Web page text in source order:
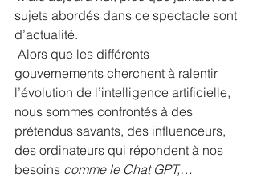
sujets abordés dans ce spectacle sont
d’actualité.
gouvernements cherchent à ralentir
l’évolution de l’intelligence artificielle,
nous sommes confrontés à des
prétendus savants, des influenceurs,
des ordinateurs qui répondent à nos
besoins comme le Chat GPT,…